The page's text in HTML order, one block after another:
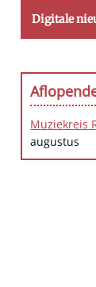
Digitale
Muziekreis
augustus